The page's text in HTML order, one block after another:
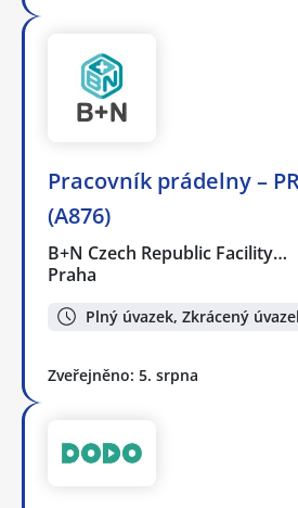
Pracovník prádelny –
(A876)
B+N Czech Republic Facility…
Praha
Plný úvazek, Zkrácený
Zveřejněno: 5. srpna